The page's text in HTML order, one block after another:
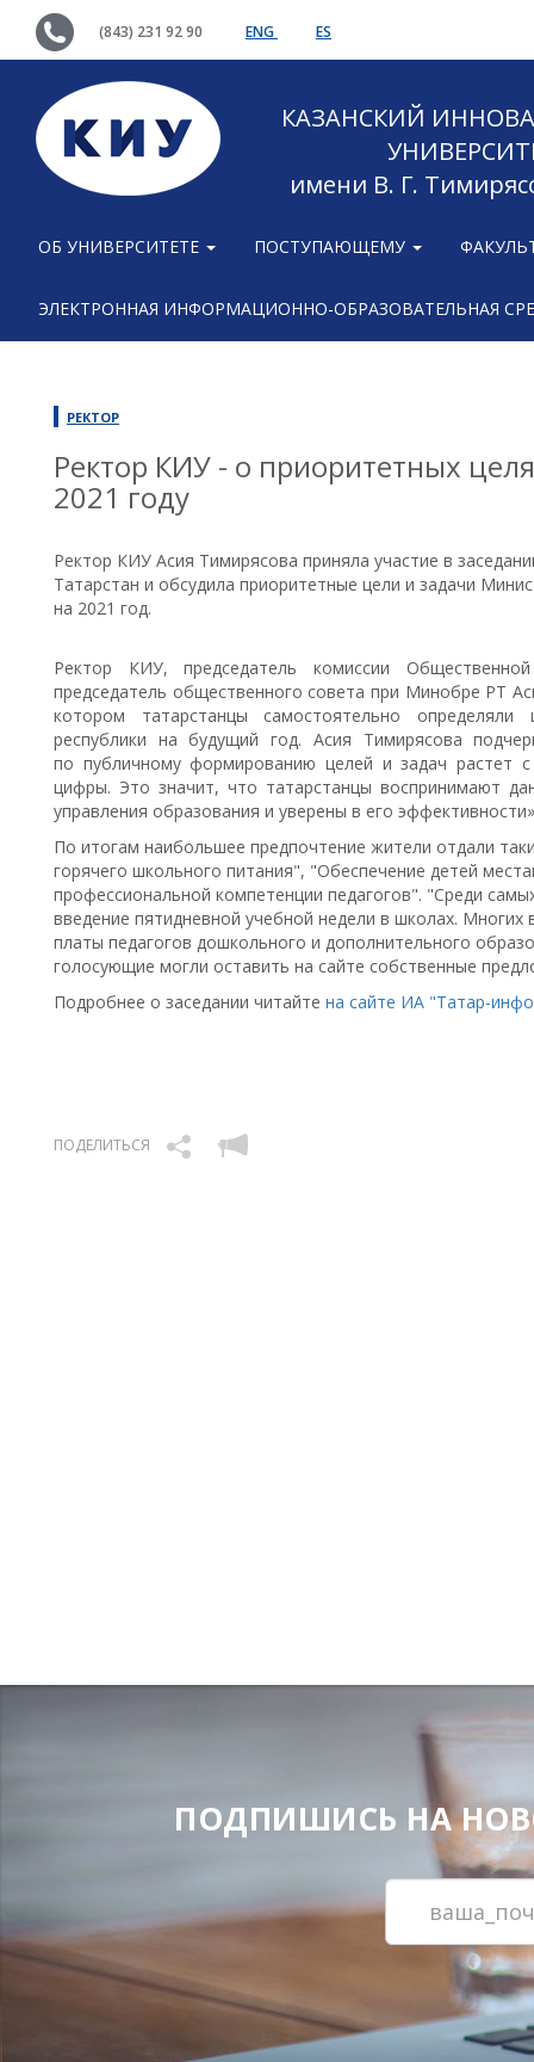
(843) 231 92 90 ENG ES
КАЗАНСКИЙ
имени В. Г.
ОБ УНИВЕРСИТЕТЕ ПОСТУПАЮЩЕМУ
ЭЛЕКТРОННАЯ ИНФОРМАЦИОННО-ОБРАЗОВАТЕЛЬНАЯ
РЕКТОР
Ректор КИУ - о приоритетных
2021 году
Ректор КИУ Асия Тимирясова приняла участие в
Татарстан и обсудила приоритетные цели и задачи
на 2021 год.
Ректор КИУ, председатель комиссии
председатель общественного совета при Минобре РТ
котором татарстанцы самостоятельно
республики на будущий год. Асия Тимирясова
по публичному формированию целей и задач растет
цифры. Это значит, что татарстанцы воспринимают
управления образования и уверены в его
По итогам наибольшее предпочтение жители отдали
горячего школьного питания", "Обеспечение детей
профессиональной компетенции педагогов". "Среди
введение пятидневной учебной недели в школах.
платы педагогов дошкольного и дополнительного
голосующие могли оставить на сайте собственные
Подробнее о заседании читайте на сайте ИА "Татар-
ПОДЕЛИТЬСЯ
ПОДПИШИСЬ НА